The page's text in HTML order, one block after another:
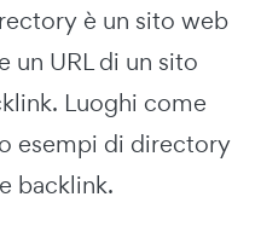
è un sito web
un URL di un sito
Luoghi come
esempi di directory
backlink.